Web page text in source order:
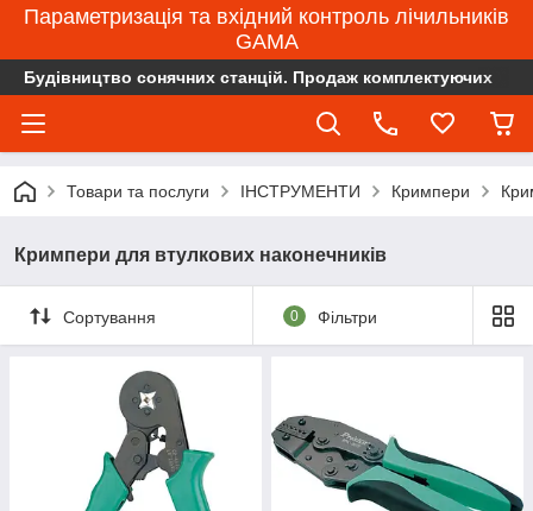
Параметризація та вхідний контроль лічильників
GAMA
Будівництво сонячних станцій. Продаж комплектуючих
Товари та послуги ІНСТРУМЕНТИ Кримпери
Кримпери для втулкових наконечників
Сортування 0 Фільтри